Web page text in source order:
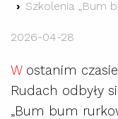
Szkolenia „Bum
2026-04-28
Wostanim czasie
Rudach odbyły
„Bum bum